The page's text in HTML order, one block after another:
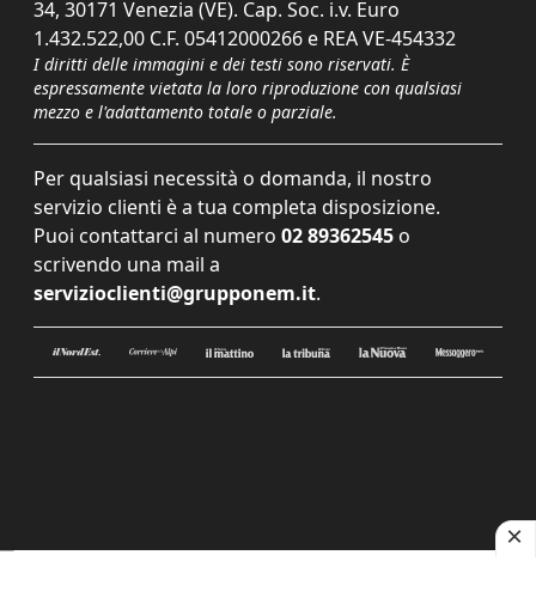
34, 30171 Venezia (VE). Cap. Soc. i.v. Euro
1.432.522,00 C.F. 05412000266 e REA VE-454332
I diritti delle immagini e dei testi sono riservati. È
espressamente vietata la loro riproduzione con qualsiasi
mezzo e l'adattamento totale o parziale.
Per qualsiasi necessità o domanda, il nostro
servizio clienti è a tua completa disposizione.
Puoi contattarci al numero 02 89362545 o
scrivendo una mail a
servizioclienti@grupponem.it.